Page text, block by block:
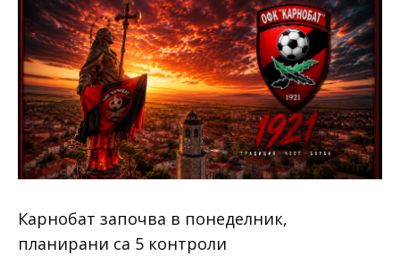
Карнобат започва в понеделник,
планирани са 5 контроли